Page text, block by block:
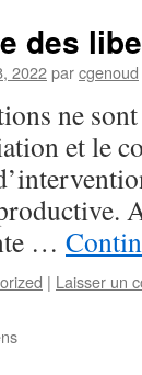
des
2022parcgenoud
ne
et le
…
| Laisser un